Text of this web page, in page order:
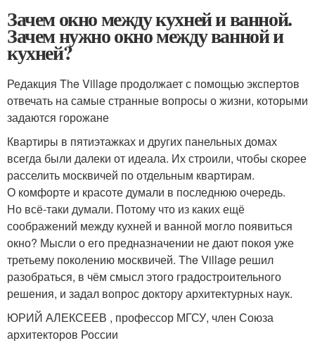
Зачем окно между кухней и ванной.
Зачем нужно окно между ванной и
кухней?
Редакция The Village продолжает с помощью экспертов
отвечать на самые странные вопросы о жизни, которыми
задаются горожане
Квартиры в пятиэтажках и других панельных домах
всегда были далеки от идеала. Их строили, чтобы скорее
расселить москвичей по отдельным квартирам.
О комфорте и красоте думали в последнюю очередь.
Но всё-таки думали. Потому что из каких ещё
соображений между кухней и ванной могло появиться
окно? Мысли о его предназначении не дают покоя уже
третьему поколению москвичей. The Village решил
разобраться, в чём смысл этого градостроительного
решения, и задал вопрос доктору архитектурных наук.
ЮРИЙ АЛЕКСЕЕВ , профессор МГСУ, член Союза
архитекторов России